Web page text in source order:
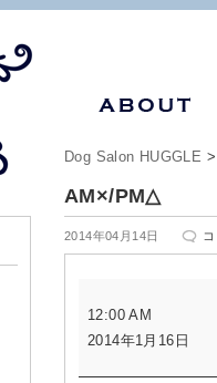
Dog Salon HUGGLE
AM×/PM△
2014年04月14日
は
12:00 AM
2014年1月16日